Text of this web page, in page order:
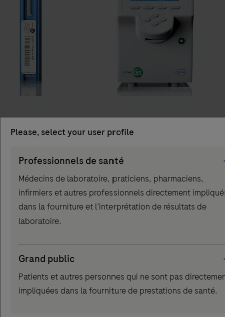
Cela pourrait vous intéresser
Please, select your user profile
Picker
component
Professionnels de santé
Médecins de laboratoire, praticiens, pharmaciens,
infirmiers et autres professionnels directement
dans la fourniture et l’interprétation de résultats de
laboratoire.
Grand public
Patients et autres personnes qui ne sont pas
impliquées dans la fourniture de prestations de santé.